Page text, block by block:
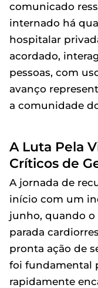
comunicado
internado há
hospitalar
acordado,
pessoas, com
avanço
a comunidade
A Luta Pela
Críticos de
A jornada de
início com um
junho, quando o
parada
pronta ação de
foi fundamental
rapidamente